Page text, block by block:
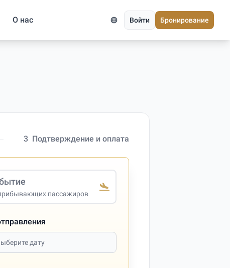
Войти Бронирование
О нас
3 Подтверждение и оплата
пассажиров